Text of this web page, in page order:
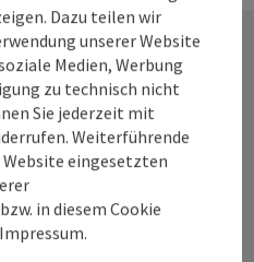
mit den
der
Fahrzeugs
Dazu teilen wir
unserer Website
Medien, Werbung
zu technisch nicht
Sie jederzeit mit
Weiterführende
Website eingesetzten
in diesem Cookie